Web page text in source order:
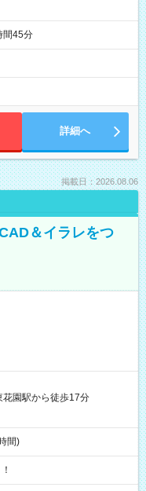
間45分
詳細へ
掲載日：2026.08.06
＆イラレをつ
花園駅から徒歩17分
間)